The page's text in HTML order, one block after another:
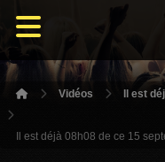
Vidéos Il est
Il est déjà 08h08 de ce 15